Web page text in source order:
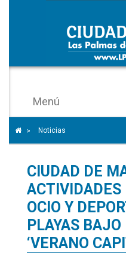
Menú
Icono de Home para ir a la
>
para
separar
enlaces
del
rastro
Noticias
CIUDAD DE
ACTIVIDADES
OCIO Y
PLAYAS
‘VERANO